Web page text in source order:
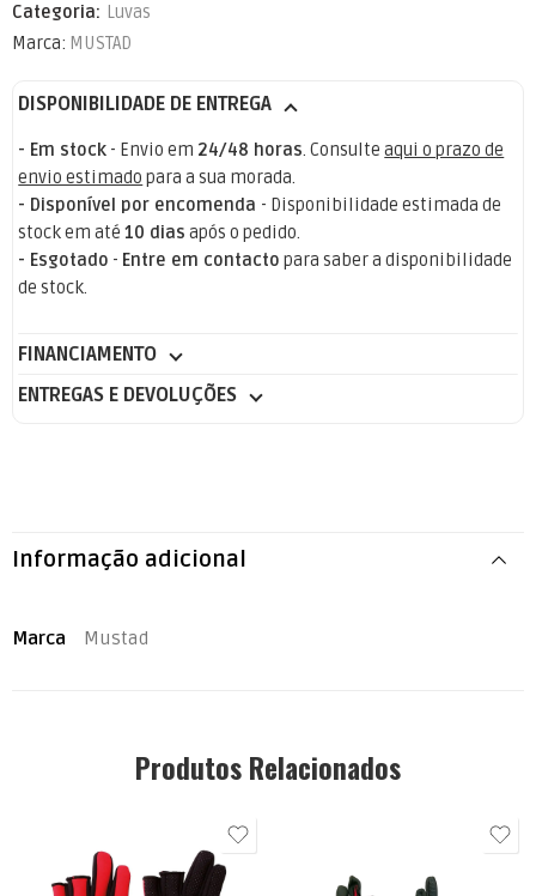
Categoria: Luvas
Marca: MUSTAD
DISPONIBILIDADE DE ENTREGA
- Em stock - Envio em 24/48 horas. Consulteaqui o prazo de
envio estimado para a sua morada.
- Disponível por encomenda - Disponibilidade estimada de
stock em até10 dias após o pedido.
- Esgotado - Entre em contacto para saber a disponibilidade
de stock.
FINANCIAMENTO
ENTREGAS E DEVOLUÇÕES
Informação adicional
Marca Mustad
Produtos Relacionados